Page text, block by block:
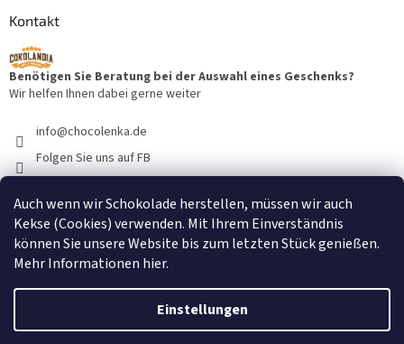
Auch wenn wir Schokolade herstellen, müssen wir auch
Kekse (Cookies) verwenden. Mit Ihrem Einverständnis
können Sie unsere Website bis zum letzten Stück genießen.
Mehr Informationen hier.
Einstellungen
Kontakt
Benötigen Sie Beratung bei der Auswahl eines Geschenks?
Wir helfen Ihnen dabei gerne weiter
info@chocolenka.de
Folgen Sie uns auf FB
@cokolandiacz
Erstellt von Shoptet